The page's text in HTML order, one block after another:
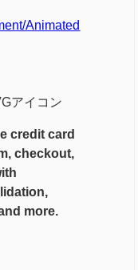
Animated
アイコン
credit card
checkout,
more.